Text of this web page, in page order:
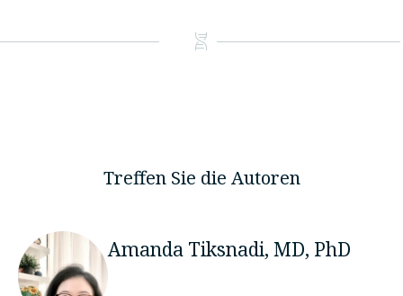
Treffen Sie die Autoren
Amanda Tiksnadi, MD, PhD